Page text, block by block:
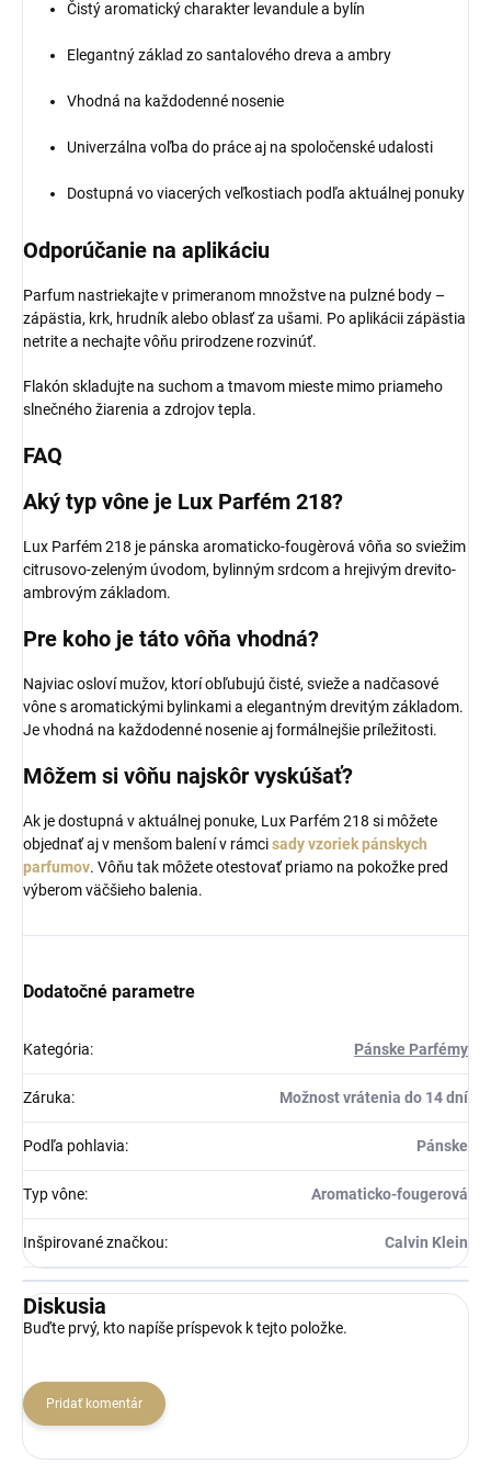
Čistý aromatický charakter levandule a bylín
Elegantný základ zo santalového dreva a ambry
Vhodná na každodenné nosenie
Univerzálna voľba do práce aj na spoločenské udalosti
Dostupná vo viacerých veľkostiach podľa aktuálnej ponuky
Odporúčanie na aplikáciu
Parfum nastriekajte v primeranom množstve na pulzné body –
zápästia, krk, hrudník alebo oblasť za ušami. Po aplikácii zápästia
netrite a nechajte vôňu prirodzene rozvinúť.
Flakón skladujte na suchom a tmavom mieste mimo priameho
slnečného žiarenia a zdrojov tepla.
FAQ
Aký typ vône je Lux Parfém 218?
Lux Parfém 218 je pánska aromaticko-fougèrová vôňa so sviežim
citrusovo-zeleným úvodom, bylinným srdcom a hrejivým drevito-
ambrovým základom.
Pre koho je táto vôňa vhodná?
Najviac osloví mužov, ktorí obľubujú čisté, svieže a nadčasové
vône s aromatickými bylinkami a elegantným drevitým základom.
Je vhodná na každodenné nosenie aj formálnejšie príležitosti.
Môžem si vôňu najskôr vyskúšať?
Ak je dostupná v aktuálnej ponuke, Lux Parfém 218 si môžete
objednať aj v menšom balení v rámcisady vzoriek pánskych
parfumov. Vôňu tak môžete otestovať priamo na pokožke pred
výberom väčšieho balenia.
Dodatočné parametre
Kategória: Pánske Parfémy
Záruka: Možnost vrátenia do 14 dní
Podľa pohlavia: Pánske
Typ vône: Aromaticko-fougerová
Inšpirované značkou: Calvin Klein
Diskusia
Buďte prvý, kto napíše príspevok k tejto položke.
Pridať komentár